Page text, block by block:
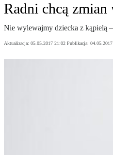
Radni chcą
Nie wylewajmy dziecka z kąpielą
Aktualizacja: 05.05.2017 21:02 Publikacja: